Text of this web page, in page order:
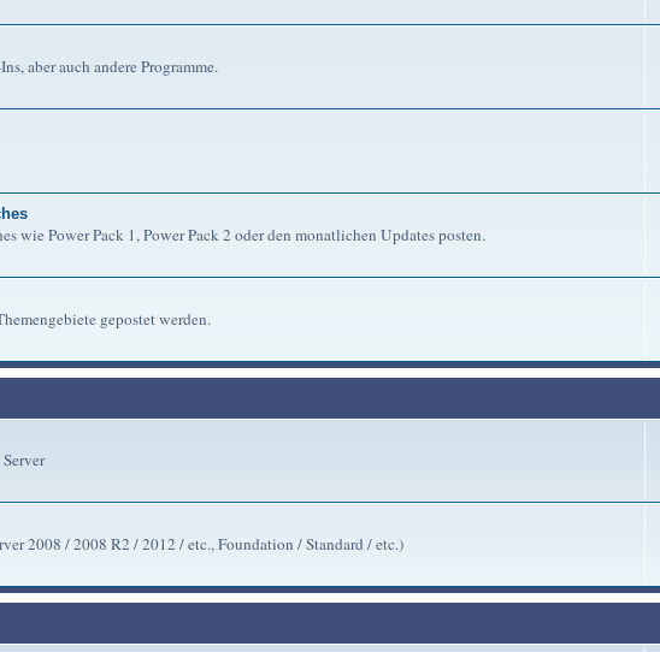
aber auch andere Programme.
wie Power Pack 1, Power Pack 2 oder den monatlichen Updates posten.
gepostet werden.
2008 / 2008 R2 / 2012 / etc., Foundation / Standard / etc.)